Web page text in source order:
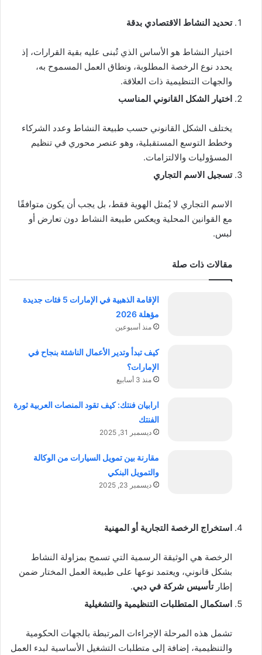
تحديد النشاط الاقتصادي بدقة
اختيار النشاط هو الأساس الذي تُبنى عليه بقية القرارات، إذ
يحدد نوع الرخصة المطلوبة، ونطاق العمل المسموح به،
والجهات التنظيمية ذات العلاقة.
اختيار الشكل القانوني المناسب
يختلف الشكل القانوني حسب طبيعة النشاط وعدد الشركاء
وخطط التوسع المستقبلية، وهو عنصر محوري في تنظيم
المسؤوليات والالتزامات.
تسجيل الاسم التجاري
الاسم التجاري لا يُمثل الهوية فقط، بل يجب أن يكون متوافقًا
مع القوانين المحلية ويعكس طبيعة النشاط دون تعارض أو
لبس.
مقالات ذات صلة
الإقامة الذهبية في الإمارات 5 فئات جديدة
مؤهلة 2026
منذ أسبوعين
كيف تبدأ وتدير الأعمال الناشئة بنجاح في
الإمارات؟
منذ 3 أسابيع
ارابيان فنتك: كيف تقود المنصات العربية ثورة
الفنتك
ديسمبر 31, 2025
مقارنة بين تمويل السيارات من الوكالة
والتمويل البنكي
ديسمبر 23, 2025
استخراج الرخصة التجارية أو المهنية
الرخصة هي الوثيقة الرسمية التي تسمح بمزاولة النشاط
بشكل قانوني، ويعتمد نوعها على طبيعة العمل المختار ضمن
إطارتأسيس شركة في دبي.
استكمال المتطلبات التنظيمية والتشغيلية
تشمل هذه المرحلة الإجراءات المرتبطة بالجهات الحكومية
والتنظيمية، إضافة إلى متطلبات التشغيل الأساسية لبدء العمل